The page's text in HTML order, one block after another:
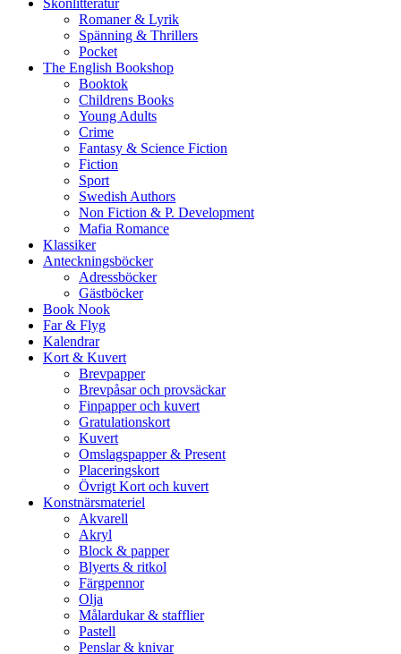
Skönlitteratur
Romaner & Lyrik
Spänning & Thrillers
Pocket
The English Bookshop
Booktok
Childrens Books
Young Adults
Crime
Fantasy & Science Fiction
Fiction
Sport
Swedish Authors
Non Fiction & P. Development
Mafia Romance
Klassiker
Anteckningsböcker
Adressböcker
Gästböcker
Book Nook
Far & Flyg
Kalendrar
Kort & Kuvert
Brevpapper
Brevpåsar och provsäckar
Finpapper och kuvert
Gratulationskort
Kuvert
Omslagspapper & Present
Placeringskort
Övrigt Kort och kuvert
Konstnärsmateriel
Akvarell
Akryl
Block & papper
Blyerts & ritkol
Färgpennor
Olja
Målardukar & stafflier
Pastell
Penslar & knivar